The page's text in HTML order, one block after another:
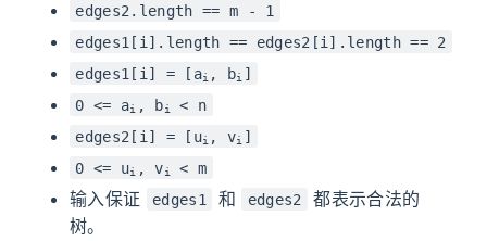
edges2.length == m - 1
edges1[i].length == edges2[i].length == 2
edges1[i] = [ai , bi ]
0 <= ai , bi
< n
edges2[i] = [ui , vi ]
0 <= ui , vi < m
输入保证 edges1 和 edges2
都表示合法的
树。